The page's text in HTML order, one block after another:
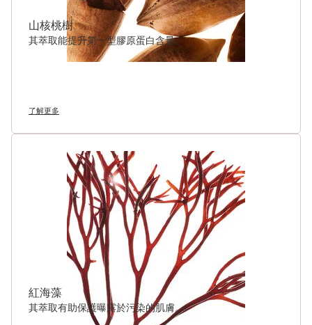
山核桃樹
其萃取能提升第一型膠原蛋白含量。
了解更多
紅海藻
其萃取有助保護曝露於污染的肌膚。